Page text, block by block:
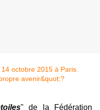
" de la Fédération